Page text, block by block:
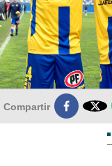
Compartir